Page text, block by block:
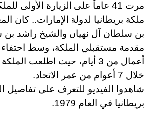
مرت 41 عاماً على الزيارة الأولى
ملكة بريطانيا لدولة الإمارات.. كان
بن سلطان آل نهيان والشيخ راشد
مقدمة مستقبلي الملكة، وسط
أعمال من 3 أيام، حيث اطلعت
خلال 7 أعوام من عمر الاتحاد.
شاهدوا الفيديو للتعرف على تفاصيل
بريطانيا في العام 1979.